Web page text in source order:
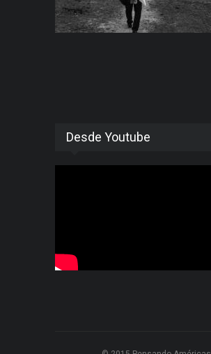
Desde Youtube